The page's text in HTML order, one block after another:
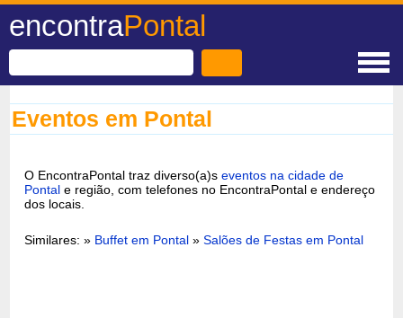
encontraPontal
Eventos em Pontal
O EncontraPontal traz diverso(a)seventos na cidade de
Pontal e região, com telefones no EncontraPontal e endereço
dos locais.
Similares: » Buffet em Pontal »Salões de Festas em Pontal